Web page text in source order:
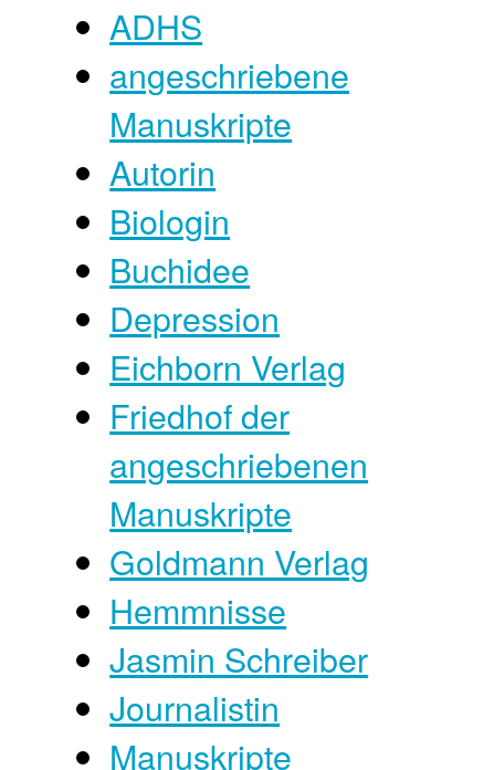
ADHS
angeschriebene
Manuskripte
Autorin
Biologin
Buchidee
Depression
Eichborn Verlag
Friedhof der
angeschriebenen
Manuskripte
Goldmann Verlag
Hemmnisse
Jasmin Schreiber
Journalistin
Manuskripte